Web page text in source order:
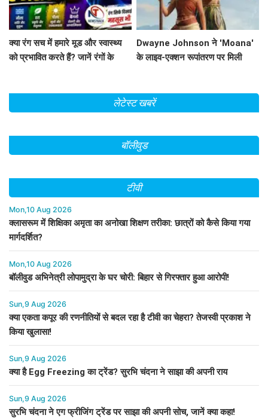
क्या रंग सच में हमारे मूड और स्वास्थ्य
को प्रभावित करते हैं? जानें रंगों के
Dwayne Johnson ने 'Moana'
के लाइव-एक्शन रूपांतरण पर मिली
लेटेस्ट खबरें
बॉलीवुड
टीवी
Mon,10 Aug 2026
क्लासरूम में शिक्षिका अमृता का अनोखा शिक्षण तरीका: छात्रों को कैसे किया गया
मार्गदर्शित?
Mon,10 Aug 2026
बॉलीवुड अभिनेत्री लोपामुद्रा के घर चोरी: बिहार से गिरफ्तार हुआ आरोपी!
Sun,9 Aug 2026
क्या एकता कपूर की रणनीतियों से बदल रहा है टीवी का चेहरा? तेजस्वी प्रकाश ने
किया खुलासा!
Sun,9 Aug 2026
क्या है Egg Freezing का ट्रेंड? सुरभि चंदना ने साझा की अपनी राय
Sun,9 Aug 2026
सुरभि चंदना ने एग फ्रीजिंग ट्रेंड पर साझा की अपनी सोच, जानें क्या कहा!